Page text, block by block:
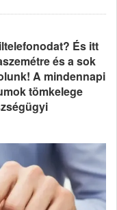
És itt
és a sok
A mindennapi
tömkelege